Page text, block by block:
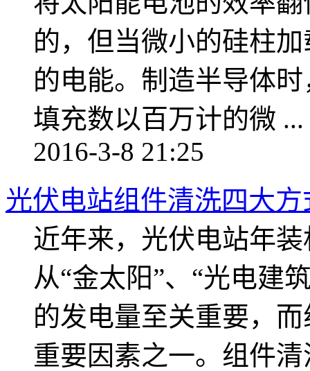
的，但当微小的硅柱
的电能。制造半导体
填充数以百万计的微 ...
2016-3-8 21:25
光伏电站组件清洗四大方
近年来，光伏电站年
从“金太阳”、“光电建
的发电量至关重要，
重要因素之一。组件